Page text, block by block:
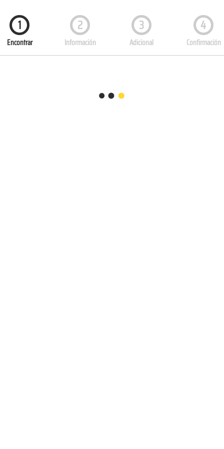
1
Encontrar
2
Información
3
Adicional
4
Confirmación